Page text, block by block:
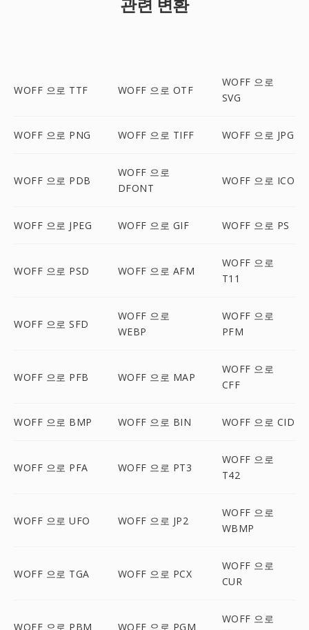
WOFF 으로 TTF WOFF 으로 OTF
WOFF 으로
SVG
WOFF 으로 PNG WOFF 으로 TIFF WOFF 으로 JPG
WOFF 으로 PDB
WOFF 으로
DFONT
WOFF 으로 ICO
WOFF 으로 JPEG WOFF 으로 GIF WOFF 으로 PS
WOFF 으로 PSD WOFF 으로 AFM
WOFF 으로
T11
WOFF 으로 SFD
WOFF 으로
WEBP
WOFF 으로
PFM
WOFF 으로 PFB WOFF 으로 MAP
WOFF 으로
CFF
WOFF 으로 BMP WOFF 으로 BIN WOFF 으로 CID
WOFF 으로 PFA WOFF 으로 PT3
WOFF 으로
T42
WOFF 으로 UFO WOFF 으로 JP2
WOFF 으로
WBMP
WOFF 으로 TGA WOFF 으로 PCX
WOFF 으로
CUR
WOFF 으로 PBM WOFF 으로 PGM
WOFF 으로